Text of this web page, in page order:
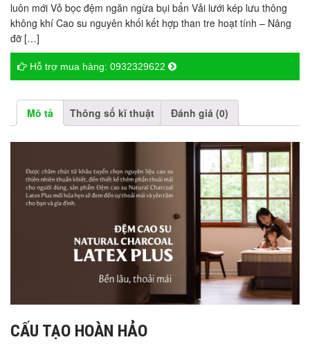
luôn mới Vỏ bọc đệm ngăn ngừa bụi bẩn Vải lưới kép lưu thông
không khí Cao su nguyên khối kết hợp than tre hoạt tính – Nâng
đỡ […]
Hỗ trợ mua hàng: 0932329622
Mô tả Thông số kĩ thuật Đánh giá (0)
CẤU TẠO HOÀN HẢO